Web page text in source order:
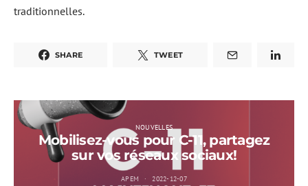
traditionnelles.
SHARE TWEET
NOUVELLES
Mobilisez-vous pour C-11, partagez
sur vos réseaux sociaux!
APEM 2022-12-07